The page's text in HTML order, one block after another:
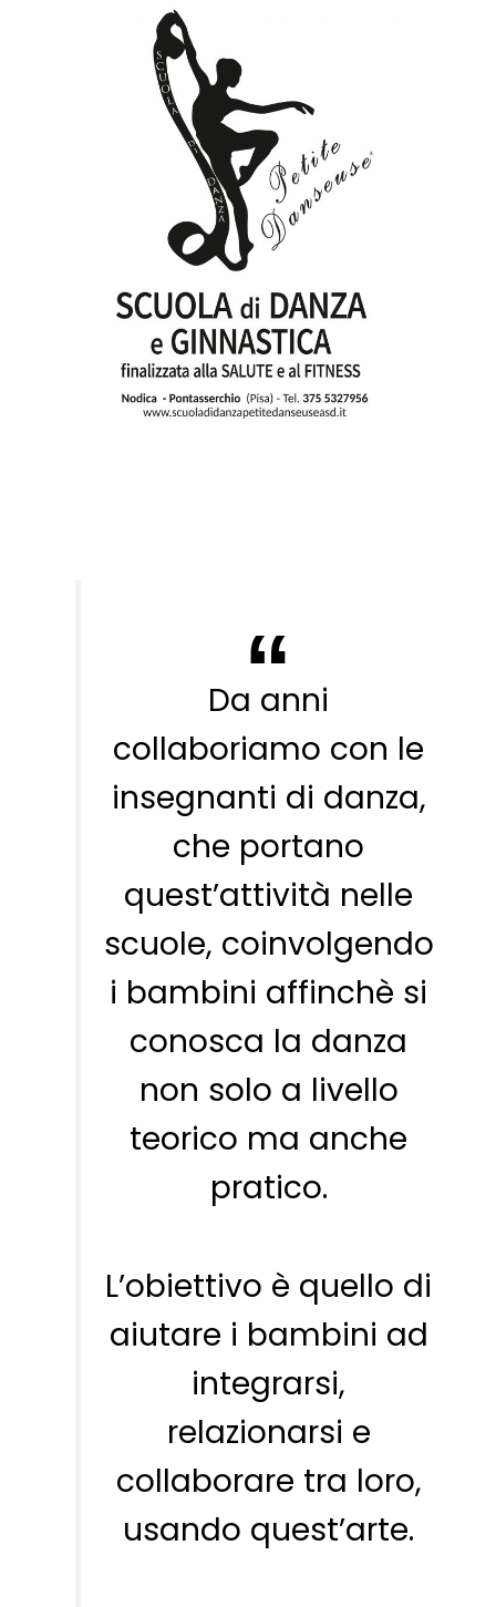
Da anni
collaboriamo con le
insegnanti di danza,
che portano
quest’attività nelle
scuole, coinvolgendo
i bambini affinchè si
conosca la danza
non solo a livello
teorico ma anche
pratico.
L’obiettivo è quello di
aiutare i bambini ad
integrarsi,
relazionarsi e
collaborare tra loro,
usando quest’arte.